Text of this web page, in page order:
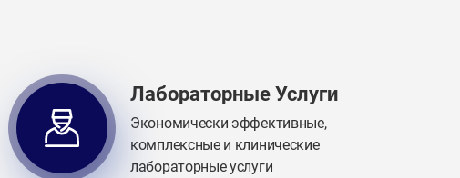
Лабораторные Услуги
Экономически эффективные,
комплексные и клинические
лабораторные услуги